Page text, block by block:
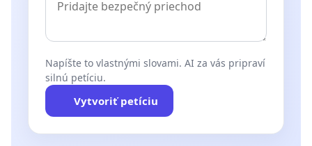
Napíšte to vlastnými slovami. AI za vás pripraví
silnú petíciu.
Vytvoriť petíciu